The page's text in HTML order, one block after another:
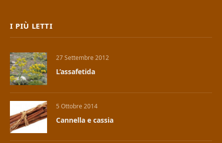
I PIÙ LETTI
27 Settembre 2012
L’assafetida
5 Ottobre 2014
Cannella e cassia